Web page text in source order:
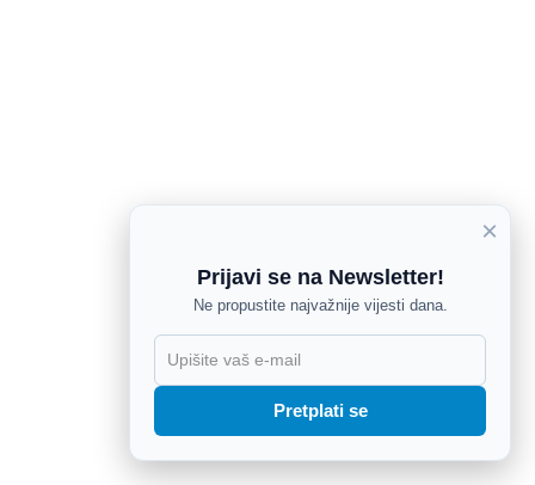
×
Prijavi se na Newsletter!
Ne propustite najvažnije vijesti dana.
Pretplati se